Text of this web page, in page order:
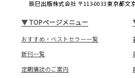
辰巳出版株式会社 〒113-0033 東京都文
▼TOPページメニュー
おすすめ・ベストセラー一覧
新刊一覧
定期購読のご案内